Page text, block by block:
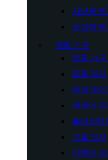
사냥용 텐
초경량 텐
캠핑 가구
캠핑 가구
캠핑 의자
캠핑 테이
팔걸이
플라스틱
겨울 의자
디렉터